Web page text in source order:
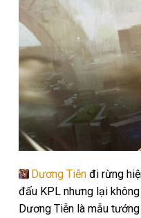
Dương Tiễn đi rừng
đấu KPL nhưng lại
Dương Tiễn là mẫu